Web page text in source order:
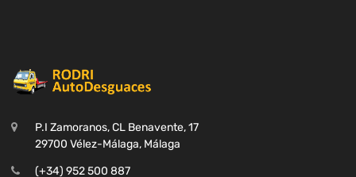
P.I Zamoranos, CL Benavente, 17
29700 Vélez-Málaga, Málaga
(+34) 952 500 887